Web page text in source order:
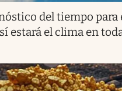
del tiempo para
estará el clima en